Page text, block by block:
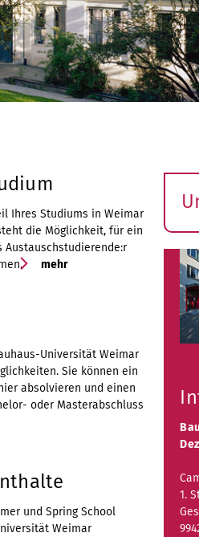
Ihres Studiums in Weimar
die Möglichkeit, für ein
Austauschstudierende:r
mehr
Universität Weimar
Sie können ein
absolvieren und einen
oder Masterabschluss
und Spring School
Weimar
1.